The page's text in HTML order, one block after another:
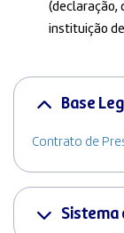
(declaração,
instituição
Base
Contrato de
Sistema